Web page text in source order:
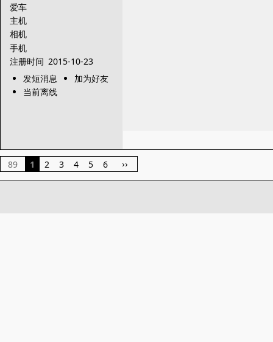
爱车
主机
相机
手机
注册时间 2015-10-23
发短消息
加为好友
当前离线
89 1 2 3 4 5 6 ››